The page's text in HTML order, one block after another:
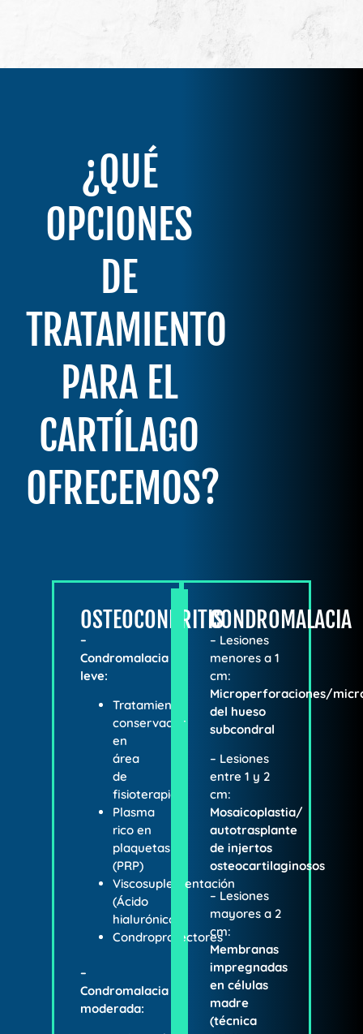
¿QUÉ
OPCIONES
DE
TRATAMIENTO
PARA EL
CARTÍLAGO
OFRECEMOS?
OSTEOCONDRITIS
–
Condromalacia
leve:
Tratamiento
conservador
en
área
de
fisioterapia.
Plasma
rico en
plaquetas
(PRP)
Viscosuplementación
(Ácido
hialurónico)
Condroprotectores
–
Condromalacia
moderada:
CONDROMALACIA
– Lesiones
menores a 1
cm:
Microperforaciones/
del hueso
subcondral
– Lesiones
entre 1 y 2
cm:
Mosaicoplastia/
autotrasplante
de injertos
osteocartilaginosos
– Lesiones
mayores a 2
cm:
Membranas
impregnadas
en células
madre
(técnica